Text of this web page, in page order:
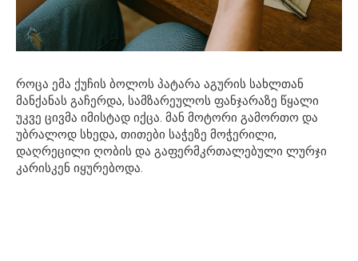
როცა ემა ქუჩის ბოლოს პატარა აგურის სახლთან
მანქანას გაჩერდა, სამზარეულოს ფანჯარაზე წყალი
უკვე ცივმა იმისტად იქცა. მან მოტორი გამორთო და
უბრალოდ სხედა, თითები საჭეზე მოჭერილი,
დაღრეცილი ღობის და გაფერმკრთალებული ლურჯი
კარისკენ იყურებოდა.